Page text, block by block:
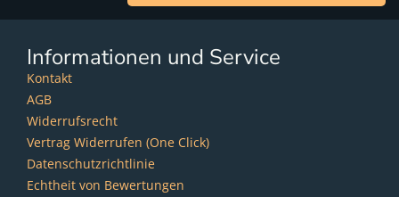
Informationen und Service
Kontakt
AGB
Widerrufsrecht
Vertrag Widerrufen (One Click)
Datenschutzrichtlinie
Echtheit von Bewertungen